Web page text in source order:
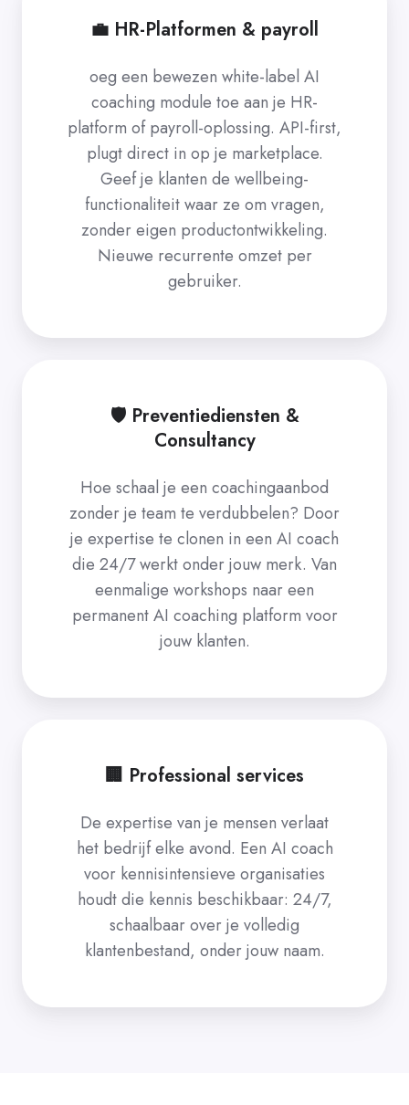
💼 HR-Platformen & payroll
oeg een bewezen white-label AI
coaching module toe aan je HR-
platform of payroll-oplossing. API-first,
plugt direct in op je marketplace.
Geef je klanten de wellbeing-
functionaliteit waar ze om vragen,
zonder eigen productontwikkeling.
Nieuwe recurrente omzet per
gebruiker.
🛡️ Preventiediensten &
Consultancy
Hoe schaal je een coachingaanbod
zonder je team te verdubbelen? Door
je expertise te clonen in een AI coach
die 24/7 werkt onder jouw merk. Van
eenmalige workshops naar een
permanent AI coaching platform voor
jouw klanten.
🏢 Professional services
De expertise van je mensen verlaat
het bedrijf elke avond. Een AI coach
voor kennisintensieve organisaties
houdt die kennis beschikbaar: 24/7,
schaalbaar over je volledig
klantenbestand, onder jouw naam.